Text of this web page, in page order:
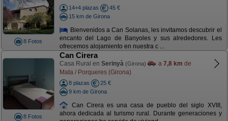
8 Fotos
14+4 plazas
45 €
15 km de Girona
Bienvenidos a Can Solanas, les invitamos descubrir el
encanto del Lago de Banyoles y sus alrededores. Les
ofrecemos alojamiento en nuestra c ...
8 Fotos
Can Cirera
Casa Rural en Serinyà (Girona) a 7,8 km de
Mata / Porqueres (Girona)
8 plazas
25 €
9 km de Girona
Can Cirera es una casa de pueblo del siglo XVIII,
ahora dedicada al turismo rural. Durante generaciones y